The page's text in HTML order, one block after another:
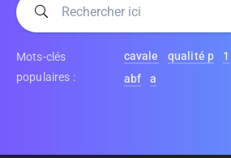
Mots-clés
populaires :
cavale qualité p 1
abf
a